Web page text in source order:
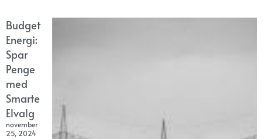
Budget
Energi:
Spar
Penge
med
Smarte
Elvalg
november
25, 2024